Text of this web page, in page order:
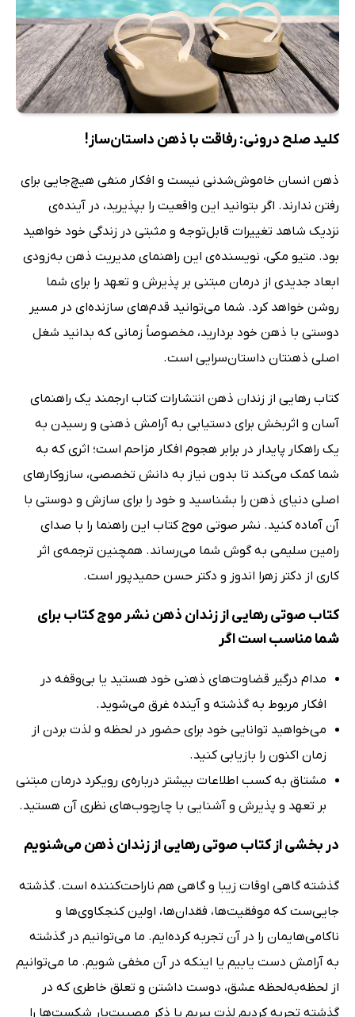
کلید صلح درونی: رفاقت با ذهن داستان‌ساز!
ذهن انسان خاموش‌شدنی نیست و افکار منفی هیچ‌جایی برای
رفتن ندارند. اگر بتوانید این واقعیت را بپذیرید، در آینده‌ی
نزدیک شاهد تغییرات قابل‌توجه و مثبتی در زندگی خود خواهید
بود. متیو مکی، نویسنده‌ی این راهنمای مدیریت ذهن به‌زودی
ابعاد جدیدی از درمان مبتنی بر پذیرش و تعهد را برای شما
روشن خواهد کرد. شما می‌توانید قدم‌های سازنده‌ای در مسیر
دوستی با ذهن خود بردارید، مخصوصاً زمانی که بدانید شغل
اصلی ذهنتان داستان‌سرایی است.
کتاب رهایی از زندان ذهن انتشارات کتاب ارجمند یک راهنمای
آسان و اثربخش برای دستیابی به آرامش ذهنی و رسیدن به
یک راهکار پایدار در برابر هجوم افکار مزاحم است؛ اثری که به
شما کمک می‌کند تا بدون نیاز به دانش تخصصی، سازوکارهای
اصلی دنیای ذهن را بشناسید و خود را برای سازش و دوستی با
آن آماده کنید. نشر صوتی موج کتاب این راهنما را با صدای
رامین سلیمی به گوش شما می‌رساند. همچنین ترجمه‌ی اثر
کاری از دکتر زهرا اندوز و دکتر حسن حمیدپور است.
کتاب صوتی رهایی از زندان ذهن نشر موج کتاب برای
شما مناسب است اگر
مدام درگیر قضاوت‌های ذهنی خود هستید یا بی‌وقفه در
افکار مربوط به گذشته و آینده غرق می‌شوید.
می‌خواهید توانایی خود برای حضور در لحظه و لذت بردن از
زمان اکنون را بازیابی کنید.
مشتاق به کسب اطلاعات بیشتر درباره‌ی رویکرد درمان مبتنی
بر تعهد و پذیرش و آشنایی با چارچوب‌های نظری آن هستید.
در بخشی از کتاب صوتی رهایی از زندان ذهن می‌شنویم
گذشته گاهی اوقات زیبا و گاهی هم ناراحت‌کننده است. گذشته
جایی‌ست که موفقیت‌ها، فقدان‌ها، اولین کنجکاوی‌ها و
ناکامی‌هایمان را در آن تجربه کرده‌ایم. ما می‌توانیم در گذشته
به آرامش دست یابیم یا اینکه در آن مخفی شویم. ما می‌توانیم
از لحظه‌به‌لحظه عشق، دوست داشتن و تعلق خاطری که در
گذشته تجربه کردیم لذت ببریم یا ذکر مصیبت‌بار شکست‌ها را